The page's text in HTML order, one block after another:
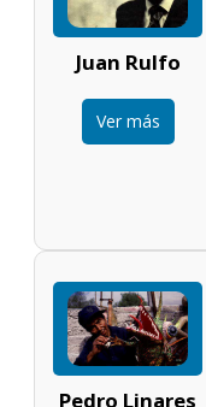
Juan Rulfo
Ver más
Pedro Linares